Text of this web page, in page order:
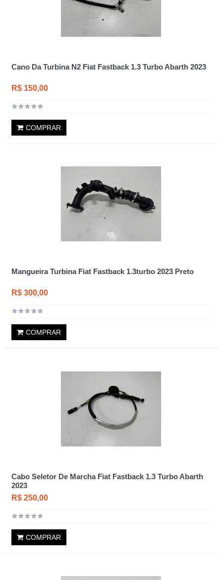
Cano Da Turbina N2 Fiat Fastback 1.3 Turbo Abarth 2023
R$ 150,00
COMPRAR
Mangueira Turbina Fiat Fastback 1.3turbo 2023 Preto
R$ 300,00
COMPRAR
Cabo Seletor De Marcha Fiat Fastback 1.3 Turbo Abarth
2023
R$ 250,00
COMPRAR